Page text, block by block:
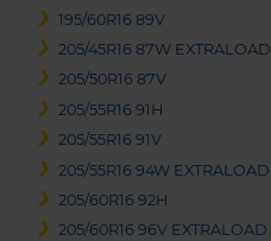
195/60R16 89V
205/45R16 87W EXTRALOAD
205/50R16 87V
205/55R16 91H
205/55R16 91V
205/55R16 94W EXTRALOAD
205/60R16 92H
205/60R16 96V EXTRALOAD